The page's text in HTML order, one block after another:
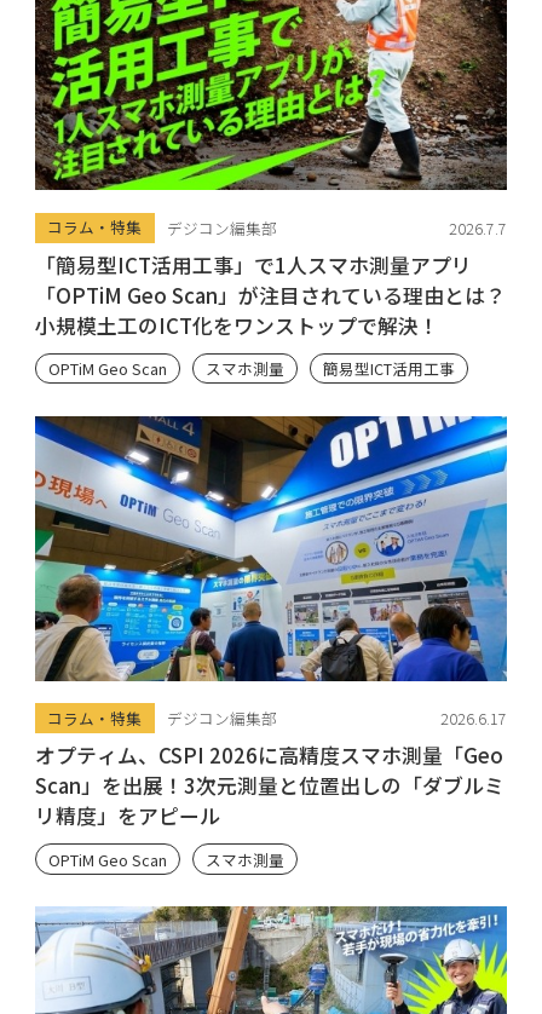
コラム・特集 デジコン編集部 2026.7.7
「簡易型ICT活用工事」で1人スマホ測量アプリ
「OPTiM Geo Scan」が注目されている理由とは？
小規模土工のICT化をワンストップで解決！
OPTiM Geo Scan スマホ測量 簡易型ICT活用工事
コラム・特集 デジコン編集部 2026.6.17
オプティム、CSPI 2026に高精度スマホ測量「Geo
Scan」を出展！3次元測量と位置出しの「ダブルミ
リ精度」をアピール
OPTiM Geo Scan スマホ測量